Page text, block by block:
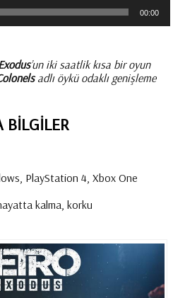
00:00
’un iki saatlik kısa bir oyun
adlı öykü odaklı genişleme
BILGILER
PlayStation 4, Xbox One
kalma, korku